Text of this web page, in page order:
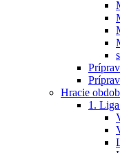
Hracie
1.